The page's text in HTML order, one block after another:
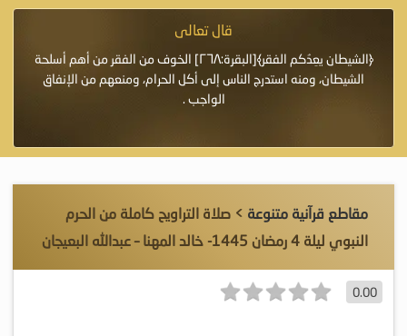
قال تعالى
﴿الشيطان يعِدُكم الفقر﴾[البقرة:٢٦٨] الخوف من الفقر من أهم أسلحة
الشيطان، ومنه استدرج الناس إلى أكل الحرام، ومنعهم من الإنفاق
الواجب .
مقاطع قرآنية متنوعة > صلاة التراويح كاملة من الحرم
النبوي ليلة 4 رمضان 1445- خالد المهنا – عبدالله البعيجان
0.00